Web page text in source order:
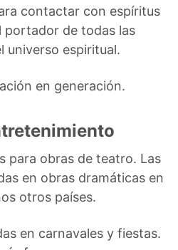
contactar con espíritus
portador de todas las
universo espiritual.
en generación.
para obras de teatro. Las
en obras dramáticas en
otros países.
en carnavales y fiestas.